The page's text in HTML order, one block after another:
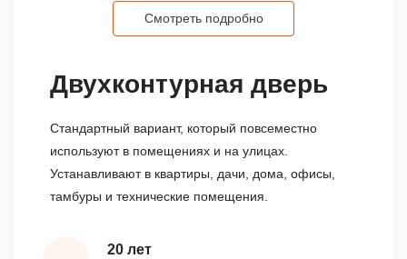
Двухконтурная дверь
Стандартный вариант, который повсеместно
используют в помещениях и на улицах.
Устанавливают в квартиры, дачи, дома, офисы,
тамбуры и технические помещения.
20 лет
Смотреть подробно